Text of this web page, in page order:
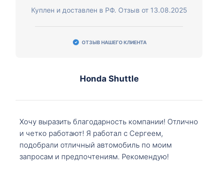
Куплен и доставлен в РФ. Отзыв от 13.08.2025
ОТЗЫВ НАШЕГО КЛИЕНТА
Honda Shuttle
Хочу выразить благодарность компании! Отлично
и четко работают! Я работал с Сергеем,
подобрали отличный автомобиль по моим
запросам и предпочтениям. Рекомендую!